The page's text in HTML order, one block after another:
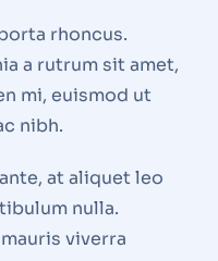
rhoncus.
a rutrum sit amet,
mi, euismod ut
nibh.
at aliquet leo
nulla.
viverra